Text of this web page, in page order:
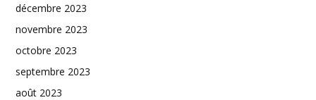
décembre 2023
novembre 2023
octobre 2023
septembre 2023
août 2023